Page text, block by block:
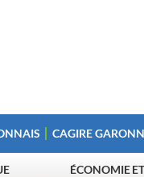
CAGIRE
ÉCONOMIE